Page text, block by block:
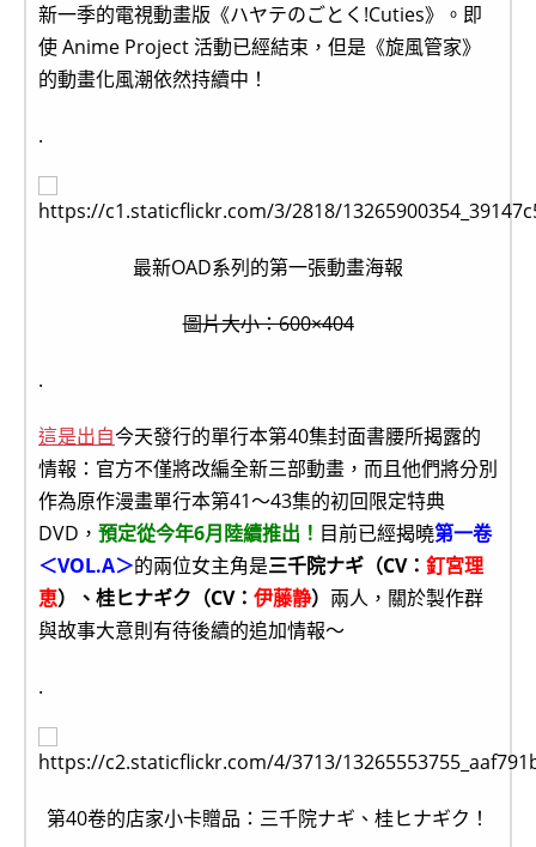
新一季的電視動畫版《ハヤテのごとく!Cuties》。即
使 Anime Project 活動已經結束，但是《旋風管家》
的動畫化風潮依然持續中！
.
最新OAD系列的第一張動畫海報
圖片大小：600×404
.
這是出自今天發行的單行本第40集封面書腰所揭露的
情報：官方不僅將改編全新三部動畫，而且他們將分別
作為原作漫畫單行本第41～43集的初回限定特典
DVD， 預定從今年6月陸續推出！ 目前已經揭曉第一卷
＜VOL.A＞的兩位女主角是三千院ナギ（CV： 釘宮理
恵）、桂ヒナギク（CV： 伊藤静） 兩人，關於製作群
與故事大意則有待後續的追加情報～
.
第40卷的店家小卡贈品：三千院ナギ、桂ヒナギク！